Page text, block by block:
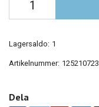
Lagersaldo: 1
Artikelnummer: 125210723
Dela